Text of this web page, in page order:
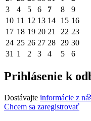
3
4 5 6 7 8
9
10 11 12 13 14 15 16
17 18 19 20 21 22 23
24 25 26 27 28 29 30
31 1 2 3 4 5 6
Prihlásenie k
Dostávajte informácie z
Chcem sa zaregistrovať